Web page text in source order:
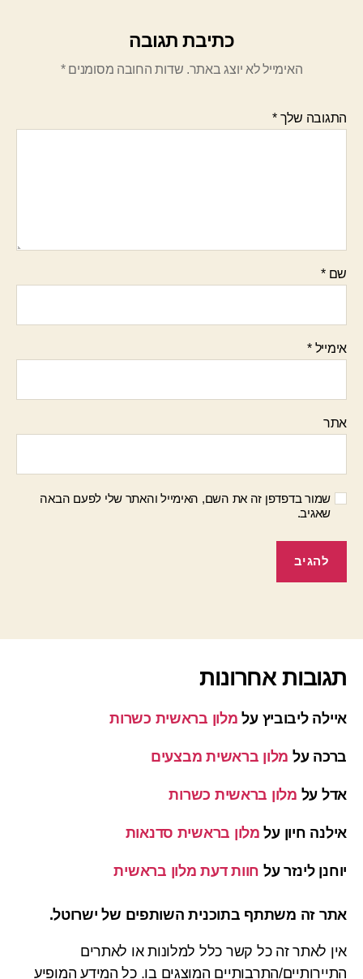
כתיבת תגובה
האימייל לא יוצג באתר. שדות החובה מסומנים*
התגובה שלך*
שם*
אימייל*
אתר
שמור בדפדפן זה את השם, האימייל והאתר שלי לפעם הבאה
שאגיב.
תגובות אחרונות
איילה ליבוביץ על מלון בראשית כשרות
ברכה על מלון בראשית מבצעים
אדל על מלון בראשית כשרות
אילנה חיון על מלון בראשית סדנאות
יוחנן לינזר על חוות דעת מלון בראשית
אתר זה משתתף בתוכנית השותפים של ישרוטל.
אין לאתר זה כל קשר כלל למלונות או לאתרים
התיירותיים/התרבותיים המוצגים בו. כל המידע המופיע